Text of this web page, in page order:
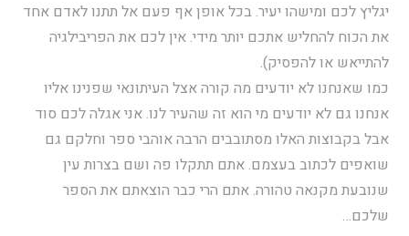
יגליץ לכם ומישהו יעיר. בכל אופן אף פעם אל תתנו לאדם אחד
את הכוח להחליש אתכם יותר מידי. אין לכם את הפריבילגיה
להתייאש או להפסיק).
כמו שאנחנו לא יודעים מה קורה אצל העיתונאי שפנינו אליו
אנחנו גם לא יודעים מי הוא זה שהעיר לנו. אני אגלה לכם סוד
אבל בקבוצות האלו מסתובבים הרבה אוהבי ספר וחלקם גם
שואפים לכתוב בעצמם. אתם תתקלו פה ושם בצרות עין
שנובעת מקנאה טהורה. אתם הרי כבר הוצאתם את הספר
שלכם…